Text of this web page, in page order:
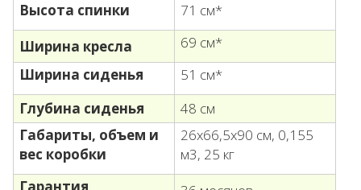
Высота спинки
71 см*
Ширина кресла
69 см*
Ширина сиденья
51 см*
Глубина сиденья
48 см
Габариты, объем и
вес коробки
26х66,5х90 см, 0,155
м3, 25 кг